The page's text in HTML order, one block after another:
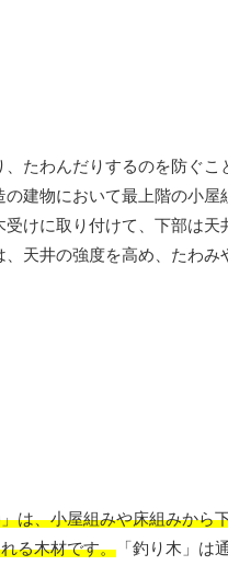
たわんだりするのを防ぐ
建物において最上階の小
けに取り付けて、下部は
天井の強度を高め、たわ
は、小屋組みや床組みから
る木材です。 「釣り木」は